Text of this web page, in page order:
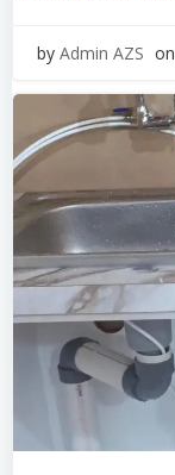
by Admin AZS on